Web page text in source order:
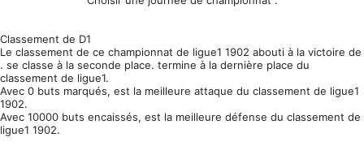
Classement de D1
Le classement de ce championnat de ligue1 1902 abouti à la victoire de
. se classe à la seconde place. termine à la dernière place du
classement de ligue1.
Avec 0 buts marqués, est la meilleure attaque du classement de ligue1
1902.
Avec 10000 buts encaissés, est la meilleure défense du classement de
ligue1 1902.